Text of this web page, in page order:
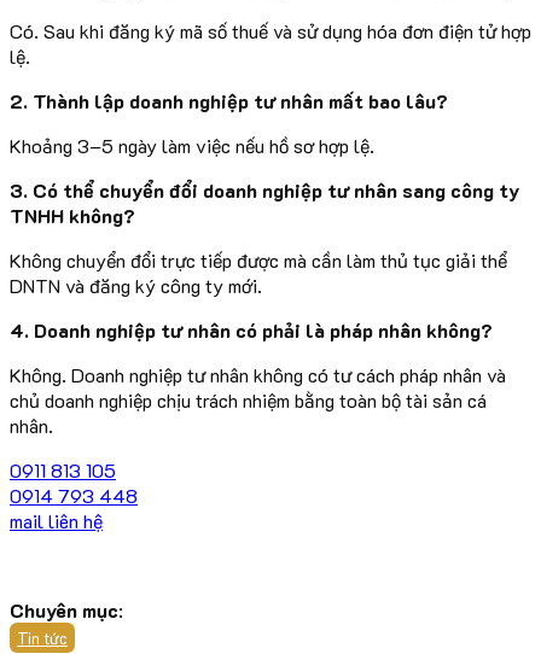
Có. Sau khi đăng ký mã số thuế và sử dụng hóa đơn điện tử hợp
lệ.
2. Thành lập doanh nghiệp tư nhân mất bao lâu?
Khoảng 3–5 ngày làm việc nếu hồ sơ hợp lệ.
3. Có thể chuyển đổi doanh nghiệp tư nhân sang công ty
TNHH không?
Không chuyển đổi trực tiếp được mà cần làm thủ tục giải thể
DNTN và đăng ký công ty mới.
4. Doanh nghiệp tư nhân có phải là pháp nhân không?
Không. Doanh nghiệp tư nhân không có tư cách pháp nhân và
chủ doanh nghiệp chịu trách nhiệm bằng toàn bộ tài sản cá
nhân.
0911 813 105
0914 793 448
mail liên hệ
Chuyên mục:
Tin tức